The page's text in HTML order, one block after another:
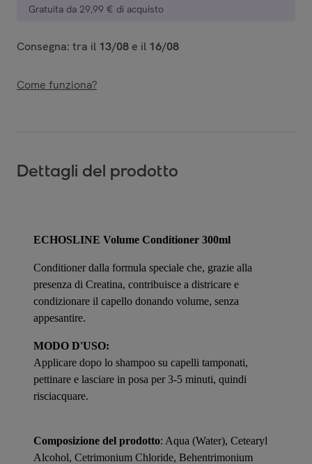
Gratuita da 29,99 € di acquisto
Consegna: tra il 13/08 e il 16/08
Come funziona?
Dettagli del prodotto
ECHOSLINE Volume Conditioner 300ml
Conditioner dalla formula speciale che, grazie alla
presenza di Creatina, contribuisce a districare e
condizionare il capello donando volume, senza
appesantire.
MODO D'USO:
Applicare dopo lo shampoo su capelli tamponati,
pettinare e lasciare in posa per 3-5 minuti, quindi
risciacquare.
Composizione del prodotto: Aqua (Water), Cetearyl
Alcohol, Cetrimonium Chloride, Behentrimonium